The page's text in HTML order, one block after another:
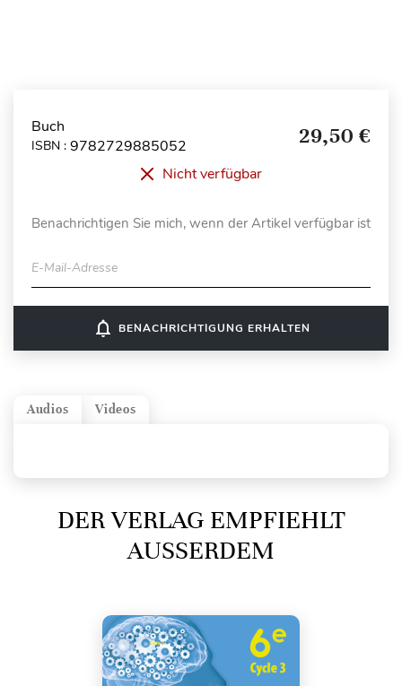
Buch
ISBN : 9782729885052 29,50 €
Nicht verfügbar
Benachrichtigen Sie mich, wenn der Artikel verfügbar ist
E-Mail-Adresse
notifications_none BENACHRICHTIGUNG ERHALTEN
Videos
Audios
DER VERLAG EMPFIEHLT
AUSSERDEM